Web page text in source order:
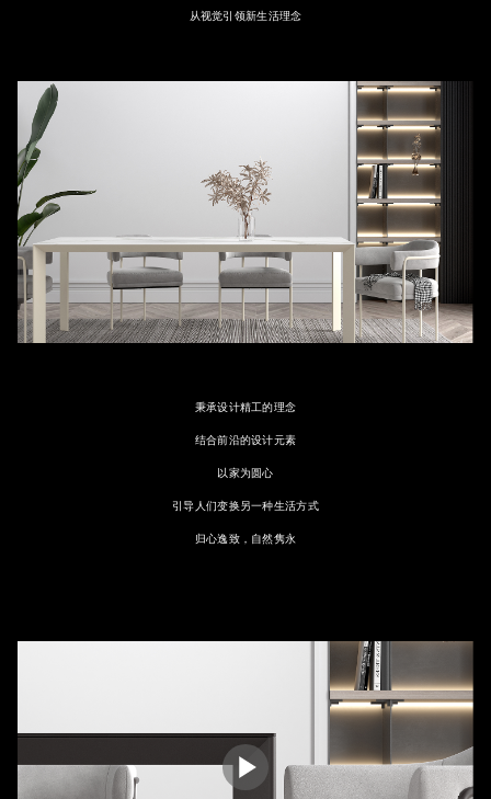
从视觉引领新生活理念
秉承设计精工的理念
结合前沿的设计元素
以家为圆心
引导人们变换另一种生活方式
归心逸致，自然隽永